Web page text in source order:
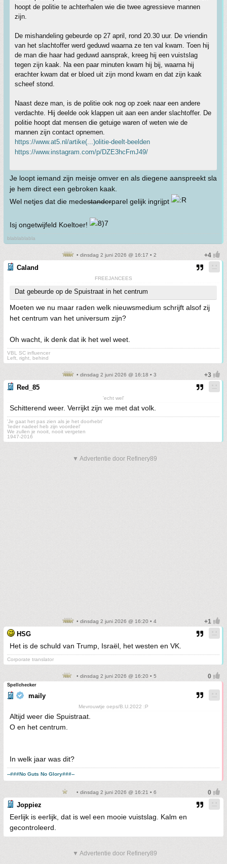
hoopt de politie te achterhalen wie die twee agressieve mannen
zijn.
De mishandeling gebeurde op 27 april, rond 20.30 uur. De vriendin
van het slachtoffer werd geduwd waarna ze ten val kwam. Toen hij
de man die haar had geduwd aansprak, kreeg hij een vuistslag
tegen zijn kaak. Na een paar minuten kwam hij bij, waarna hij
erachter kwam dat er bloed uit zijn mond kwam en dat zijn kaak
scheef stond.
Naast deze man, is de politie ook nog op zoek naar een andere
verdachte. Hij deelde ook klappen uit aan een ander slachtoffer. De
politie hoopt dat mensen die getuige waren of weten wie de
mannen zijn contact opnemen.
https://www.at5.nl/artike(...)olitie-deelt-beelden
https://www.instagram.com/p/DZE3hcFmJ49/
Je loopt iemand zijn meisje omver en als diegene aanspreekt sla
je hem direct een gebroken kaak.
Wel netjes dat die medestanderparel gelijk ingrijpt
Isj ongetwijfeld Koeltoer!
blablablabla
• dinsdag 2 juni 2026 @ 16:17 • 2
Caland
FREEJANCEES
Dat gebeurde op de Spuistraat in het centrum
Moeten we nu maar raden welk nieuwsmedium schrijft alsof zij
het centrum van het universum zijn?
Oh wacht, ik denk dat ik het wel weet.
VBL SC influencer
Left, right, behind
• dinsdag 2 juni 2026 @ 16:18 • 3
Red_85
'echt wel'
Schitterend weer. Verrijkt zijn we met dat volk.
'Je gaat het pas zien als je het doorhebt'
'Ieder nadeel heb zijn voordeel'
We zullen je nooit, nooit vergeten
1947-2016
▼ Advertentie door Refinery89
• dinsdag 2 juni 2026 @ 16:20 • 4
HSG
Het is de schuld van Trump, Israël, het westen en VK.
Corporate translator
• dinsdag 2 juni 2026 @ 16:20 • 5
Spellchecker
maily
Mevrouwtje oeps/B.U.2022 :P
Altijd weer die Spuistraat.
O en het centrum.
In welk jaar was dit?
--###No Guts No Glory###--
• dinsdag 2 juni 2026 @ 16:21 • 6
Joppiez
Eerlijk is eerlijk, dat is wel een mooie vuistslag. Kalm en
gecontroleerd.
▼ Advertentie door Refinery89